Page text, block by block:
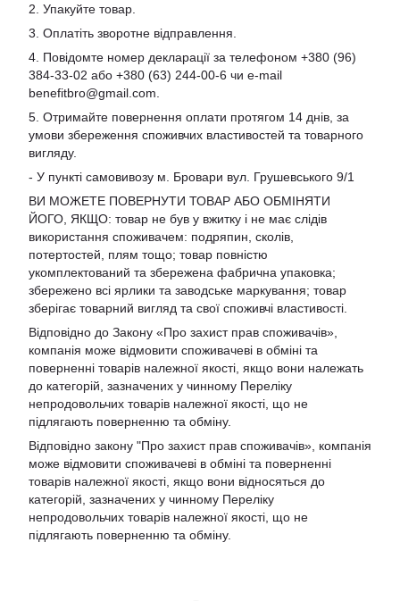
2. Упакуйте товар.
3. Оплатіть зворотне відправлення.
4. Повідомте номер декларації за телефоном +380 (96)
384-33-02 або +380 (63) 244-00-6 чи e-mail
benefitbro@gmail.com
5. Отримайте повернення оплати протягом 14 днів, за
умови збереження споживчих властивостей та товарного
вигляду.
- У пункті самовивозу м. Бровари вул. Грушевського 9/1
ВИ МОЖЕТЕ ПОВЕРНУТИ ТОВАР АБО ОБМІНЯТИ
ЙОГО, ЯКЩО: товар не був у вжитку і не має слідів
використання споживачем: подряпин, сколів,
потертостей, плям тощо; товар повністю
укомплектований та збережена фабрична упаковка;
збережено всі ярлики та заводське маркування; товар
зберігає товарний вигляд та свої споживчі властивості.
Відповідно до Закону «Про захист прав споживачів»,
компанія може відмовити споживачеві в обміні та
поверненні товарів належної якості, якщо вони належать
до категорій, зазначених у чинному Переліку
непродовольчих товарів належної якості, що не
підлягають поверненню та обміну.
Відповідно закону "Про захист прав споживачів» , компанія
може відмовити споживачеві в обміні та поверненні
товарів належної якості, якщо вони відносяться до
категорій, зазначених у чинному Переліку
непродовольчих товарів належної якості, що не
підлягають поверненню та обміну.